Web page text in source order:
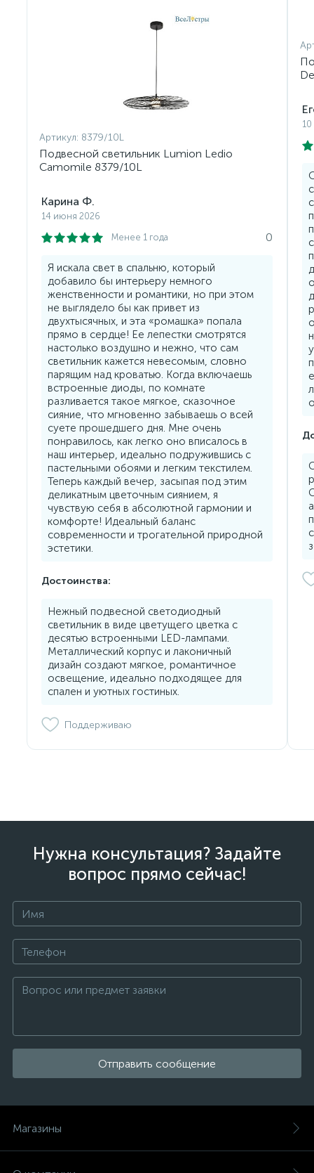
Артикул: 8379/10L
Подвесной светильник Lumion Ledio
Camomile 8379/10L
Карина Ф.
14 июня 2026
Менее 1 года
0
Я искала свет в спальню, который
добавило бы интерьеру немного
женственности и романтики, но при этом
не выглядело бы как привет из
двухтысячных, и эта «ромашка» попала
прямо в сердце! Ее лепестки смотрятся
настолько воздушно и нежно, что сам
светильник кажется невесомым, словно
парящим над кроватью. Когда включаешь
встроенные диоды, по комнате
разливается такое мягкое, сказочное
сияние, что мгновенно забываешь о всей
суете прошедшего дня. Мне очень
понравилось, как легко оно вписалось в
наш интерьер, идеально подружившись с
пастельными обоями и легким текстилем.
Теперь каждый вечер, засыпая под этим
деликатным цветочным сиянием, я
чувствую себя в абсолютной гармонии и
комфорте! Идеальный баланс
современности и трогательной природной
эстетики.
Достоинства:
Нежный подвесной светодиодный
светильник в виде цветущего цветка с
десятью встроенными LED-лампами.
Металлический корпус и лаконичный
дизайн создают мягкое, романтичное
освещение, идеально подходящее для
спален и уютных гостиных.
Поддерживаю
Нужна консультация? Задайте
вопрос прямо сейчас!
Отправить сообщение
Магазины